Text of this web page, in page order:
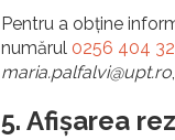
Pentru a obține
numărul 0256 404
maria.palfalvi@upt.ro,
5. Afișarea